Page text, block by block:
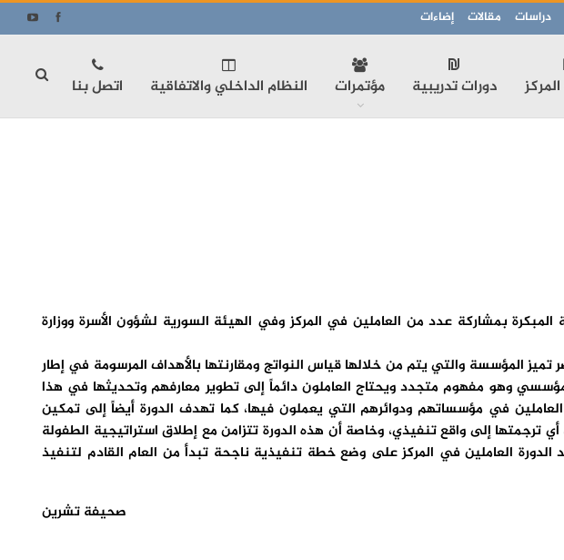
دراسات مقالات إضاءات
دورات تدريبية مؤتمرات النظام الداخلي والاتفاقية اتصل بنا
بمشاركة عدد من العاملين في المركز وفي الهيئة السورية لشؤون الأسرة ووزارة
المؤسسة والتي يتم من خلالها قياس النواتج ومقارنتها بالأهداف المرسومة في إطار
وهو مفهوم متجدد ويحتاج العاملون دائماً إلى تطوير معارفهم وتحديثها في هذا
في مؤسساتهم ودوائرهم التي يعملون فيها، كما تهدف الدورة أيضاً إلى تمكين
إلى واقع تنفيذي، وخاصة أن هذه الدورة تتزامن مع إطلاق استراتيجية الطفولة
العاملين في المركز على وضع خطة تنفيذية ناجحة تبدأ من العام القادم لتنفيذ
صحيفة تشرين